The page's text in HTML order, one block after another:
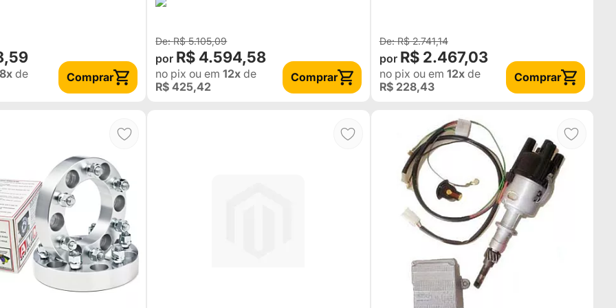
8x de Comprar
R$ 5.105,09
R$ 4.594,58
no pix ou em12x de
R$ 425,42
Comprar
R$ 2.741,14
R$ 2.467,03
no pix ou em 12xde
R$ 228,43
Comprar